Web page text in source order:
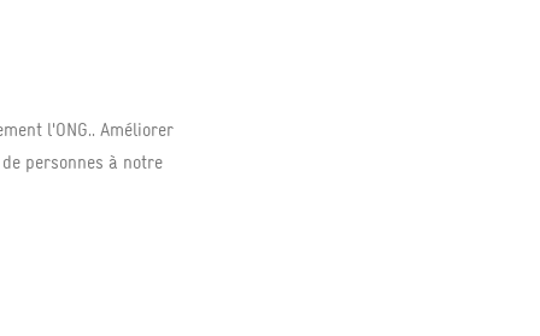
l'ONG.. Améliorer
personnes à notre